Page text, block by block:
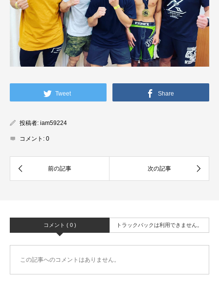
Tweet Share
投稿者: iam59224
コメント: 0
コメント ( 0 ) トラックバックは利用できません。
この記事へのコメントはありません。